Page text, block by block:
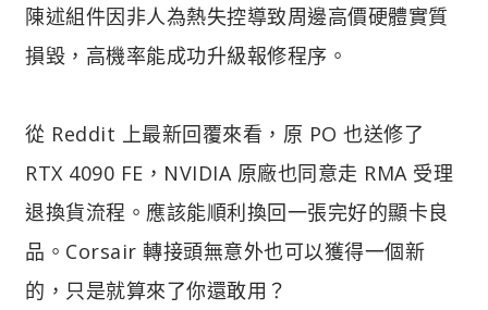
陳述組件因非人為熱失控導致周邊高價硬體實質
損毀，高機率能成功升級報修程序。
從 Reddit 上最新回覆來看，原 PO 也送修了
RTX 4090 FE，NVIDIA 原廠也同意走 RMA 受理
退換貨流程。應該能順利換回一張完好的顯卡良
品。Corsair 轉接頭無意外也可以獲得一個新
的，只是就算來了你還敢用？